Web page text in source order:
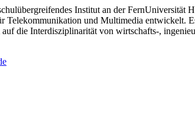
Institut an der FernUniversität
Telekommunikation und Multimedia entwickelt.
die Interdisziplinarität von wirtschafts-,